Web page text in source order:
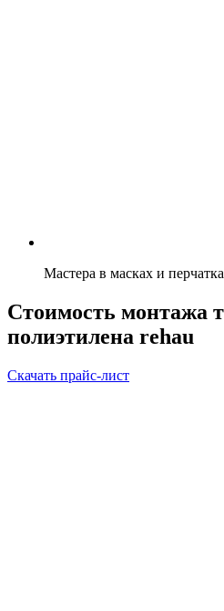
Мастера в масках и
Стоимость монтажа
полиэтилена rehau
Скачать прайс-лист